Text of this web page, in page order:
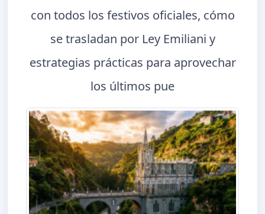
con todos los festivos oficiales, cómo
se trasladan por Ley Emiliani y
estrategias prácticas para aprovechar
los últimos pue